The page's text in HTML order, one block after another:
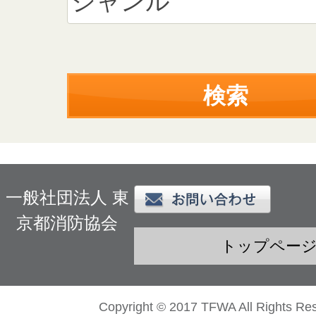
一般社団法人 東
京都消防協会
トップペー
Copyright © 2017 TFWA All Rights